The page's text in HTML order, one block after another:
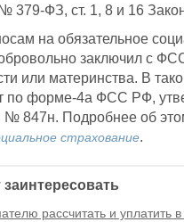
379-ФЗ, ст. 1, 8 и 16
на обязательное
заключил с
или материнства. В
по форме-4а ФСС РФ,
№ 847н. Подробнее об
страхование.
рассчитать и уплатить